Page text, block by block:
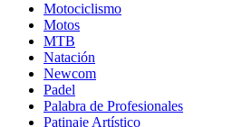
Motociclismo
Motos
MTB
Natación
Newcom
Padel
Palabra de Profesionales
Patinaje Artístico